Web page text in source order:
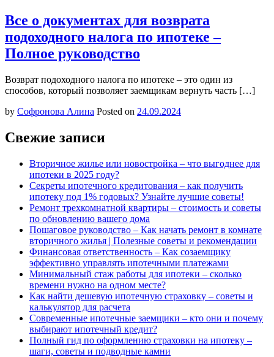
Все о документах для возврата
подоходного налога по ипотеке –
Полное руководство
Возврат подоходного налога по ипотеке – это один из
способов, который позволяет заемщикам вернуть часть […]
by Софронова Алина Posted on 24.09.2024
Свежие записи
Вторичное жилье или новостройка – что выгоднее для
ипотеки в 2025 году?
Секреты ипотечного кредитования – как получить
ипотеку под 1% годовых? Узнайте лучшие советы!
Ремонт трехкомнатной квартиры – стоимость и советы
по обновлению вашего дома
Пошаговое руководство – Как начать ремонт в комнате
вторичного жилья | Полезные советы и рекомендации
Финансовая ответственность – Как созаемщику
эффективно управлять ипотечными платежами
Минимальный стаж работы для ипотеки – сколько
времени нужно на одном месте?
Как найти дешевую ипотечную страховку – советы и
калькулятор для расчета
Современные ипотечные заемщики – кто они и почему
выбирают ипотечный кредит?
Полный гид по оформлению страховки на ипотеку –
шаги, советы и подводные камни